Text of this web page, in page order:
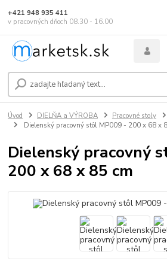
+421 948 935 411
v pracovných dňoch 08.30 - 16.00
Úvod DIELŇA a VÝROBA Pracovné stoly
Dielenský pracovný stôl MP009 - 200 x 68 x
Dielenský pracovný
200 x 68 x 85 cm